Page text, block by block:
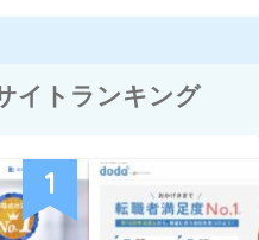
イトランキング
1